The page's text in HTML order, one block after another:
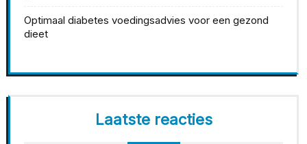
Optimaal diabetes voedingsadvies voor een gezond
dieet
Laatste reacties